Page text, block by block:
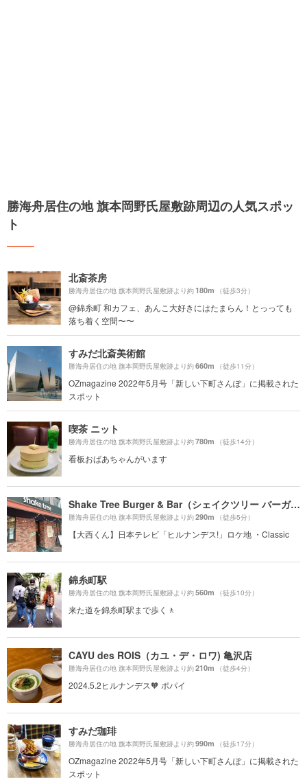
勝海舟居住の地 旗本岡野氏屋敷跡周辺の人気スポッ
ト
北斎茶房
勝海舟居住の地 旗本岡野氏屋敷跡より約180m （徒歩3分）
@錦糸町 和カフェ、あんこ大好きにはたまらん！とっっても
落ち着く空間〜〜
すみだ北斎美術館
勝海舟居住の地 旗本岡野氏屋敷跡より約660m （徒歩11分）
OZmagazine 2022年5月号「新しい下町さんぽ」に掲載された
スポット
喫茶 ニット
勝海舟居住の地 旗本岡野氏屋敷跡より約780m （徒歩14分）
看板おばあちゃんがいます
Shake Tree Burger & Bar（シェイクツリー バーガー＆バー）
勝海舟居住の地 旗本岡野氏屋敷跡より約290m （徒歩5分）
【大西くん】日本テレビ「ヒルナンデス!」ロケ地 ・Classic
錦糸町駅
勝海舟居住の地 旗本岡野氏屋敷跡より約560m （徒歩10分）
来た道を錦糸町駅まで歩く🚶
CAYU des ROIS（カユ・デ・ロワ) 亀沢店
勝海舟居住の地 旗本岡野氏屋敷跡より約210m （徒歩4分）
2024.5.2ヒルナンデス🧡 ポパイ
すみだ珈琲
勝海舟居住の地 旗本岡野氏屋敷跡より約990m （徒歩17分）
OZmagazine 2022年5月号「新しい下町さんぽ」に掲載された
スポット